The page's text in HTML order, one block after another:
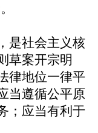
社会主义核
草案开宗明
律地位一律平
当遵循公平原
；应当有利于